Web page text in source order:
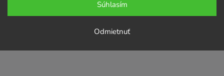
Odmietnuť
Súhlasím